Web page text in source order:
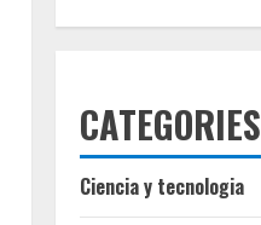
CATEGORIES
Ciencia y tecnologia